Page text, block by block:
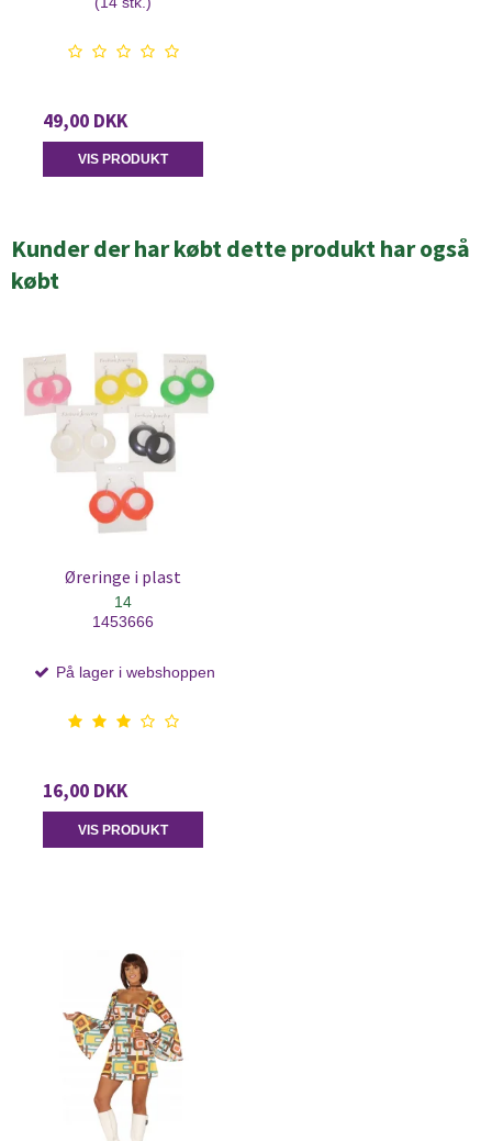
49,00 DKK
VIS PRODUKT
Kunder der har købt dette produkt har også
købt
Øreringe i plast
14
1453666
På lager i webshoppen
16,00 DKK
VIS PRODUKT